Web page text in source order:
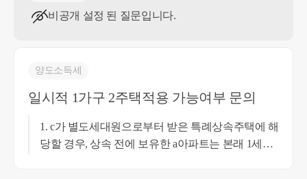
비공개 설정 된 질문입니다.
양도소득세
일시적 1가구 2주택적용 가능여부 문의
1. c가 별도세대원으로부터 받은 특례상속주택에 해
당할 경우, 상속 전에 보유한 a아파트는 본래 1세대